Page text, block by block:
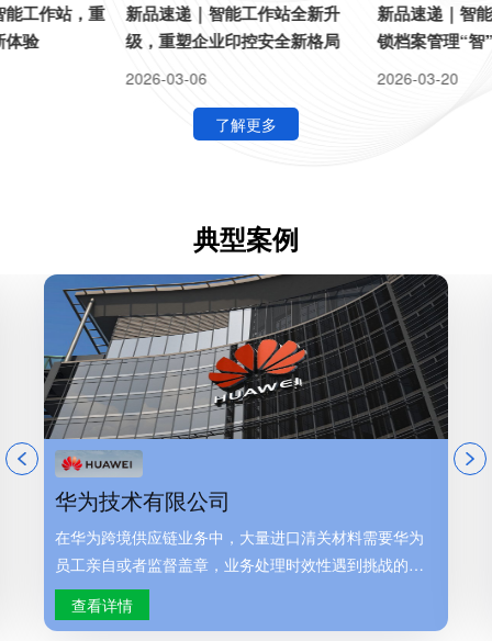
工作站，重
体验
新品速递｜智能工作站全新升
级，重塑企业印控安全新格局
2026-03-06
新品速递｜智
锁档案管理“智
2026-03-20
了解更多
典型案例
华为技术有限公司
在华为跨境供应链业务中，大量进口清关材料需要华为
员工亲自或者监督盖章，业务处理时效性遇到挑战的同
时，潜在风险难以识别且人员成本居高不下。
查看详情